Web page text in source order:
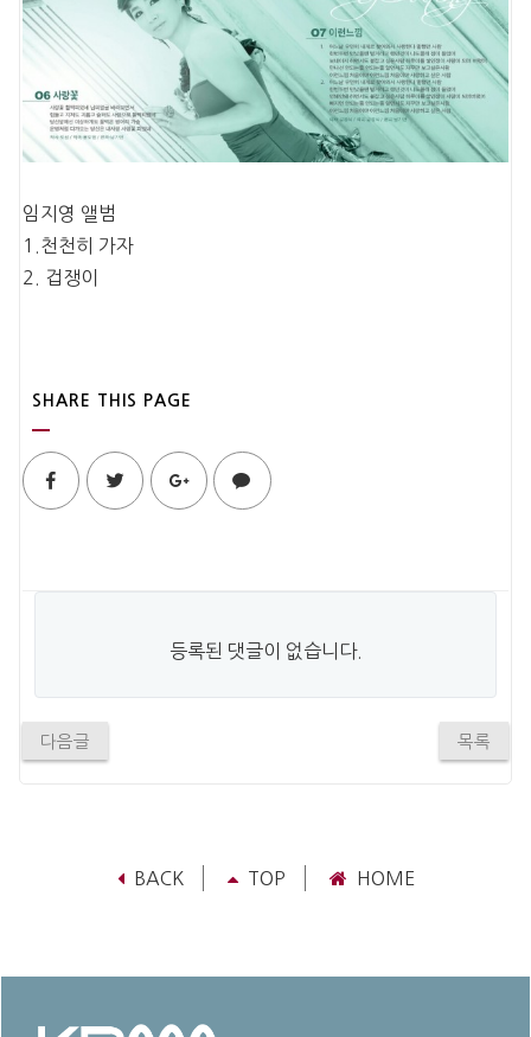
임지영 앨범
1.천천히 가자
2. 겁쟁이
SHARE THIS PAGE
등록된 댓글이 없습니다.
다음글 목록
BACK TOP HOME